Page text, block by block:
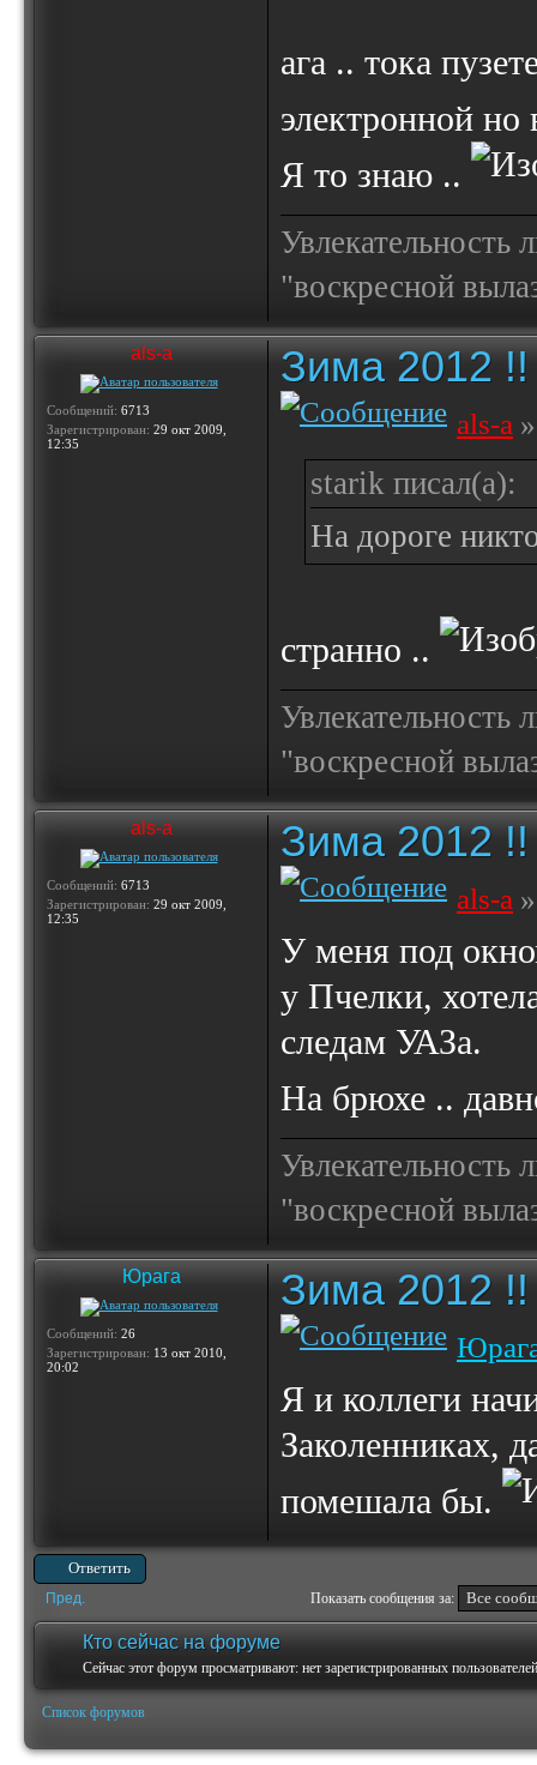
ага .. тока
электронной но
Я то знаю ..
Увлекательность
"воскресной
als-a
Сообщений: 6713
Зарегистрирован: 29 окт 2009,
12:35
Зима 2012 !!
als-a
starik писал(а):
На дороге
странно ..
Увлекательность
"воскресной
als-a
Сообщений: 6713
Зарегистрирован: 29 окт 2009,
12:35
Зима 2012 !!
als-a
У меня под
у Пчелки,
следам УАЗа.
На брюхе ..
Увлекательность
"воскресной
Юрага
Сообщений: 26
Зарегистрирован: 13 окт 2010,
20:02
Зима 2012 !!
Я и коллеги
Заколенниках,
помешала бы.
Ответить
Пред. Показать сообщения за:
Кто сейчас на форуме
Сейчас этот форум просматривают: нет зарегистрированных
Список форумов